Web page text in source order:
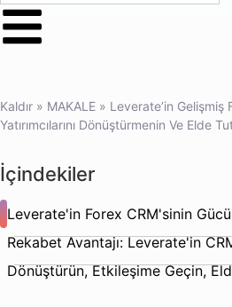
Kaldır » MAKALE » Leverate’in Gelişmiş
Yatırımcılarını Dönüştürmenin Ve Elde
İçindekiler
Leverate'in Forex CRM'sinin
Rekabet Avantajı: Leverate'in
Dönüştürün, Etkileşime Geçin,